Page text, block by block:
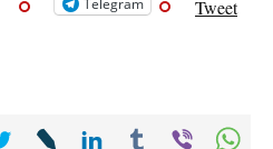
Tweet